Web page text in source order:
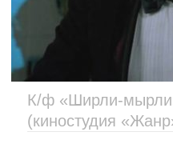
К/ф «Ширли-
(киностудия